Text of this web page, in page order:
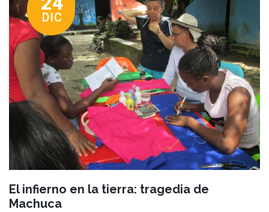
DIC
El infierno en la tierra: tragedia de
Machuca